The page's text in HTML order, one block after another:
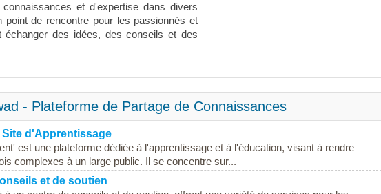
et d'expertise dans divers
de rencontre pour les passionnés et
échanger des idées, des conseils et des
- Plateforme de Partage de Connaissances
d'Apprentissage
est une plateforme dédiée à l'apprentissage et à l'éducation, visant à rendre
complexes à un large public. Il se concentre sur...
et de soutien